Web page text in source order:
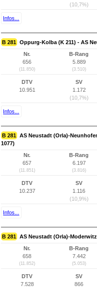
(10,7%)
Infos...
B 281 Oppurg-Kolba (K 211) - AS
Nr.
656
(11.850)
B-Rang
5.889
(3.510)
DTV
10.951
SV
1.172
(10,7%)
Infos...
B 281 AS Neustadt (Orla)-
1077)
Nr.
657
(11.851)
B-Rang
6.197
(3.816)
DTV
10.237
SV
1.116
(10,9%)
Infos...
B 281 AS Neustadt (Orla)-
Nr.
658
(11.852)
B-Rang
7.442
(5.053)
DTV
7.528
SV
866